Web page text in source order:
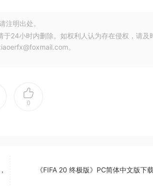
注明出处。
24小时内删除。如权利人认为存在侵权，请及
。
0
《FIFA 20 终极版》PC简体中文版下